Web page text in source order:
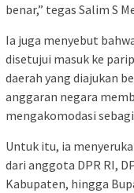
benar,” tegas Salim S
Ia juga menyebut
disetujui masuk ke
daerah yang diajukan
anggaran negara
mengakomodasi
Untuk itu, ia
dari anggota DPR RI,
Kabupaten, hingga